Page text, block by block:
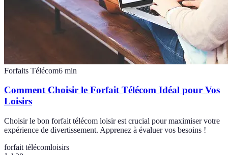
Forfaits Télécom6 min
Comment Choisir le Forfait Télécom Idéal pour Vos
Loisirs
Choisir le bon forfait télécom loisir est crucial pour maximiser votre
expérience de divertissement. Apprenez à évaluer vos besoins !
forfait télécomloisirs